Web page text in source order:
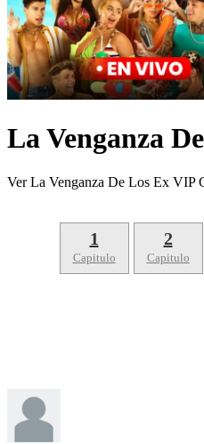
La Venganza
Ver La Venganza De Los Ex VIP
1
Capitulo
2
Capitulo